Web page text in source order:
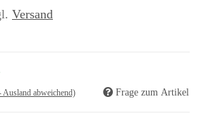
Versand
Ausland abweichend) Frage zum Artikel